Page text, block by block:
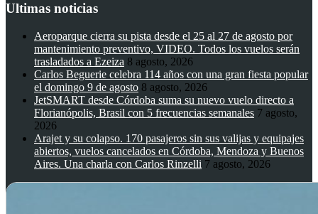
Ultimas noticias
Aeroparque cierra su pista desde el 25 al 27 de agosto por
mantenimiento preventivo, VIDEO. Todos los vuelos serán
trasladados a Ezeiza 8 agosto, 2026
Carlos Beguerie celebra 114 años con una gran fiesta popular
el domingo 9 de agosto 8 agosto, 2026
JetSMART desde Córdoba suma su nuevo vuelo directo a
Florianópolis, Brasil con 5 frecuencias semanales 7 agosto,
2026
Arajet y su colapso. 170 pasajeros sin sus valijas y equipajes
abiertos, vuelos cancelados en Córdoba, Mendoza y Buenos
Aires. Una charla con Carlos Rinzelli 7 agosto, 2026